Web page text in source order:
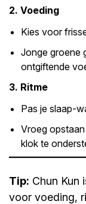
2. Voeding
Kies voor
Jonge groene
ontgiftende
3. Ritme
Pas je slaap-
Vroeg
klok te
Tip: Chun Kun
voor voeding,